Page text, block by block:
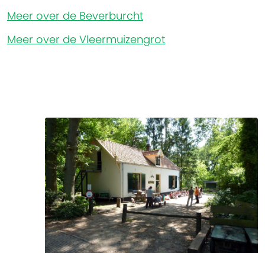
Meer over de Beverburcht
Meer over de Vleermuizengrot